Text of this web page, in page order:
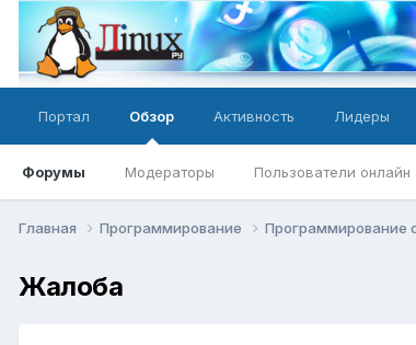
Портал Обзор
Форумы Модераторы Пользователи онлайн
Активность Лидеры
Главная Программирование Программирование
Жалоба